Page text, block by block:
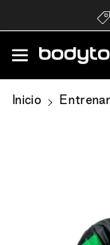
al contenido
Inicio
Ir